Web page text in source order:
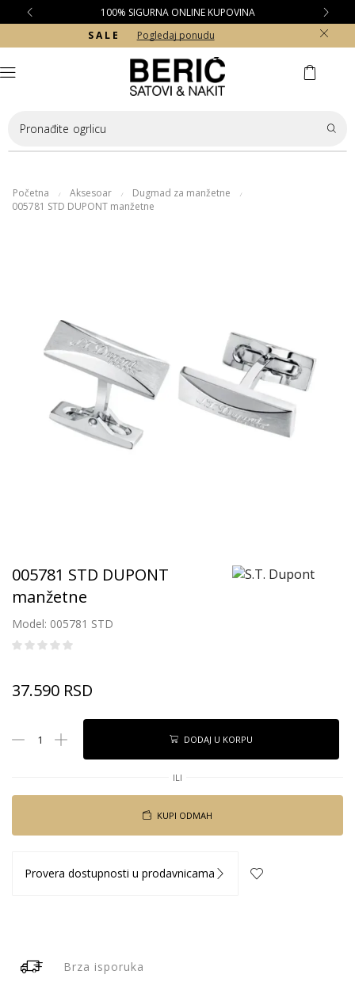
100% SIGURNA ONLINE KUPOVINA
S A L E
Pogledaj ponudu
Pronađite ogrlicu
Početna / Aksesoar / Dugmad za manžetne /
005781 STD DUPONT manžetne
005781 STD DUPONT
manžetne
Model: 005781 STD
37.590 RSD
DODAJ U KORPU
ILI
KUPI ODMAH
Provera dostupnosti u prodavnicama
Brza isporuka